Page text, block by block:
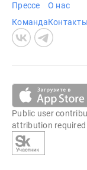
Прессе
Команда
О нас
Контакты
Public user
attribution required